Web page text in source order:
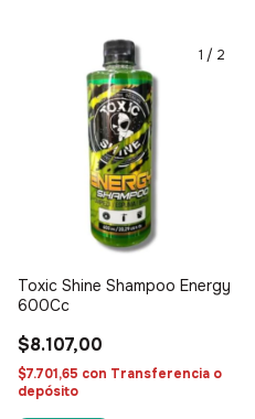
1 / 2
Toxic Shine Shampoo Energy
600Cc
$8.107,00
$7.701,65 con Transferencia o
depósito